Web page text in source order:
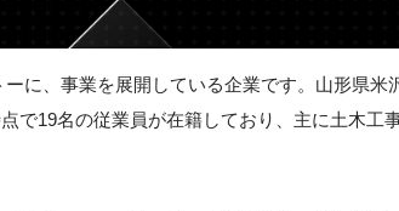
に、事業を展開している企業です。山形県米
で19名の従業員が在籍しており、主に土木工